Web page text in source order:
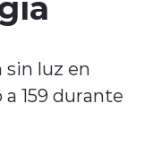
sin luz en
159 durante